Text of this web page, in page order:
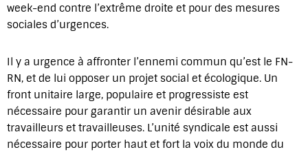
week-end contre l’extrême droite et pour des mesures
sociales d’urgences.
Il y a urgence à affronter l’ennemi commun qu’est le FN-
RN, et de lui opposer un projet social et écologique. Un
front unitaire large, populaire et progressiste est
nécessaire pour garantir un avenir désirable aux
travailleurs et travailleuses. L’unité syndicale est aussi
nécessaire pour porter haut et fort la voix du monde du